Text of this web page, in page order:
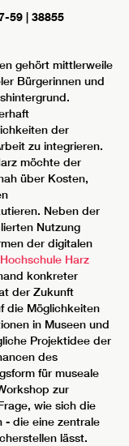
59 | 38855
gehört mittlerweile
Bürgerinnen und
der
zu integrieren.
möchte der
über Kosten,
Neben der
Nutzung
der digitalen
Hochschule Harz
konkreter
der Zukunft
die Möglichkeiten
in Museen und
Projektidee der
des
für museale
zur
wie sich die
- die eine zentrale
lässt.